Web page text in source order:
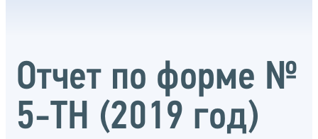
Отчет по форме №
5-ТН (2019 год)